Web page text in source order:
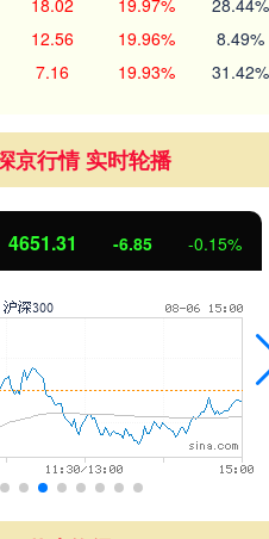
18.02 19.97% 28.44%
12.56 19.96% 8.49%
7.16 19.93% 31.42%
京行情 实时轮播
1122.88 3.42 0.30%